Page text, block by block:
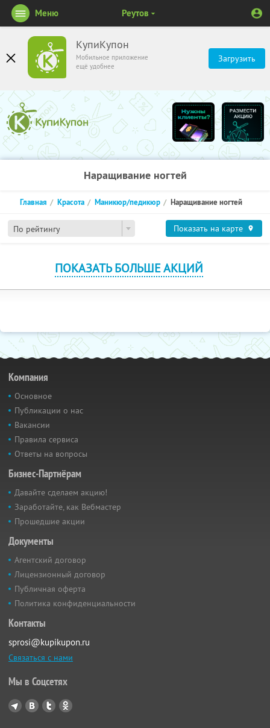
КупиКупон
Мобильное приложение
ещё удобнее
Загрузить
Меню Реутов
Наращивание ногтей
По рейтингу
Главная Красота Маникюр/педикюр Наращивание ногтей
Показать на карте
ПОКАЗАТЬ БОЛЬШЕ АКЦИЙ
Компания
Основное
Публикации о нас
Вакансии
Правила сервиса
Ответы на вопросы
Бизнес-Партнёрам
Давайте сделаем акцию!
Заработайте, как Вебмастер
Прошедшие акции
Документы
Агентский договор
Лицензионный договор
Публичная оферта
Политика конфиденциальности
Контакты
sprosi@kupikupon.ru
Связаться с нами
Мы в Соцсетях